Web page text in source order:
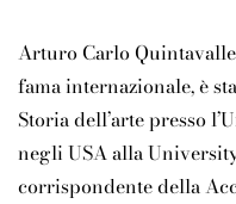
Arturo Carlo
fama internazionale, è
Storia dell’arte presso
negli USA alla
corrispondente della